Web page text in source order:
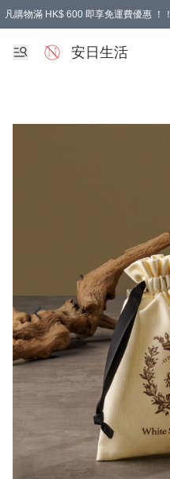
凡購物滿 HK$ 600 即享免運費優惠 ！！
安日生活